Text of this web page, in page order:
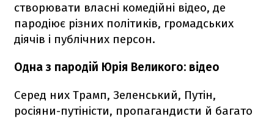
створювати власні комедійні відео, де
пародіює різних політиків, громадських
діячів і публічних персон.
Одна з пародій Юрія Великого: відео
Серед них Трамп, Зеленський, Путін,
росіяни-путіністи, пропагандисти й багато